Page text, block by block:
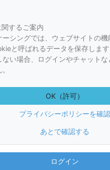
consent banner
するご案内
ーシングでは、ウェブサイトの
と呼ばれるデータを保存します
ない場合、ログインやチャット
OK（許可）
プライバシーポリシーを確認
あとで確認する
ログイン